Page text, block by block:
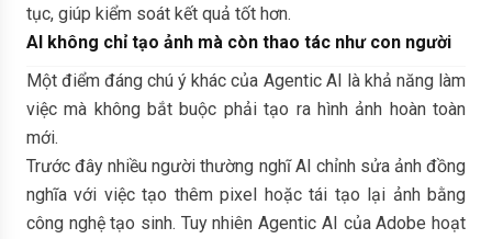
tục, giúp kiểm soát kết quả tốt hơn.
AI không chỉ tạo ảnh mà còn thao tác như con người
Một điểm đáng chú ý khác của Agentic AI là khả năng làm
việc mà không bắt buộc phải tạo ra hình ảnh hoàn toàn
mới.
Trước đây nhiều người thường nghĩ AI chỉnh sửa ảnh đồng
nghĩa với việc tạo thêm pixel hoặc tái tạo lại ảnh bằng
công nghệ tạo sinh. Tuy nhiên Agentic AI của Adobe hoạt